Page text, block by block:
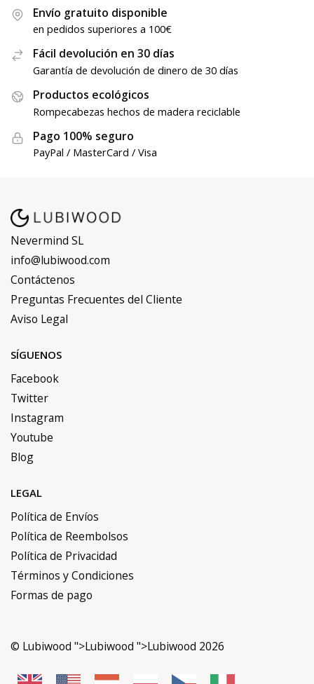
Envío gratuito disponible
en pedidos superiores a 100€
Fácil devolución en 30 días
Garantía de devolución de dinero de 30 días
Productos ecológicos
Rompecabezas hechos de madera reciclable
Pago 100% seguro
PayPal / MasterCard / Visa
Nevermind SL
info@lubiwood.com
Contáctenos
Preguntas Frecuentes del Cliente
Aviso Legal
SÍGUENOS
Facebook
Twitter
Instagram
Youtube
Blog
LEGAL
Política de Envíos
Política de Reembolsos
Política de Privacidad
Términos y Condiciones
Formas de pago
© Lubiwood ">Lubiwood ">Lubiwood 2026